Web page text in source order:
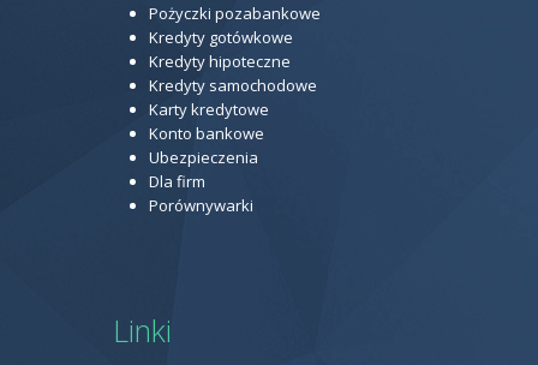
Pożyczki pozabankowe
Kredyty gotówkowe
Kredyty hipoteczne
Kredyty samochodowe
Karty kredytowe
Konto bankowe
Ubezpieczenia
Dla firm
Porównywarki
Linki